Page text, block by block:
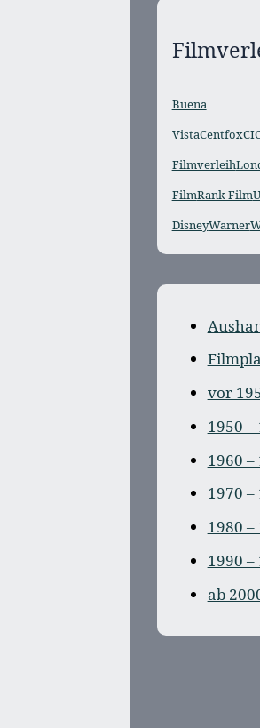
Buena
VistaCentfox
Filmverleih
FilmRank Film
DisneyWarner
vor
1950 –
1960 –
1970 –
1980 –
1990 –
ab